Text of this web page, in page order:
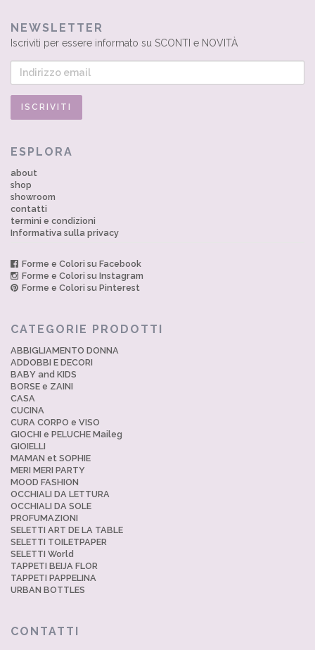
NEWSLETTER
Iscriviti per essere informato su SCONTI e NOVITÀ
ESPLORA
about
shop
showroom
contatti
termini e condizioni
Informativa sulla privacy
Forme e Colori su Facebook
Forme e Colori su Instagram
Forme e Colori su Pinterest
CATEGORIE PRODOTTI
ABBIGLIAMENTO DONNA
ADDOBBI E DECORI
BABY and KIDS
BORSE e ZAINI
CASA
CUCINA
CURA CORPO e VISO
GIOCHI e PELUCHE Maileg
GIOIELLI
MAMAN et SOPHIE
MERI MERI PARTY
MOOD FASHION
OCCHIALI DA LETTURA
OCCHIALI DA SOLE
PROFUMAZIONI
SELETTI ART DE LA TABLE
SELETTI TOILETPAPER
SELETTI World
TAPPETI BEIJA FLOR
TAPPETI PAPPELINA
URBAN BOTTLES
CONTATTI